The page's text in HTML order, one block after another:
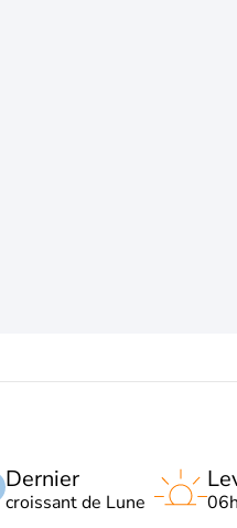
Dernier
croissant de Lune